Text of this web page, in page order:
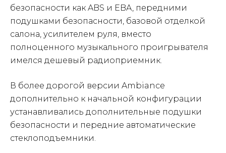
безопасности как ABS и EBA, передними
подушками безопасности, базовой отделкой
салона, усилителем руля, вместо
полноценного музыкального проигрывателя
имелся дешевый радиоприемник.
В более дорогой версии Ambiance
дополнительно к начальной конфигурации
устанавливались дополнительные подушки
безопасности и передние автоматические
стеклоподъемники.